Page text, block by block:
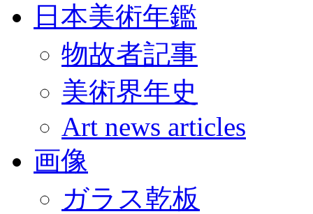
日本美術年鑑
物故者記事
美術界年史
Art news articles
画像
ガラス乾板